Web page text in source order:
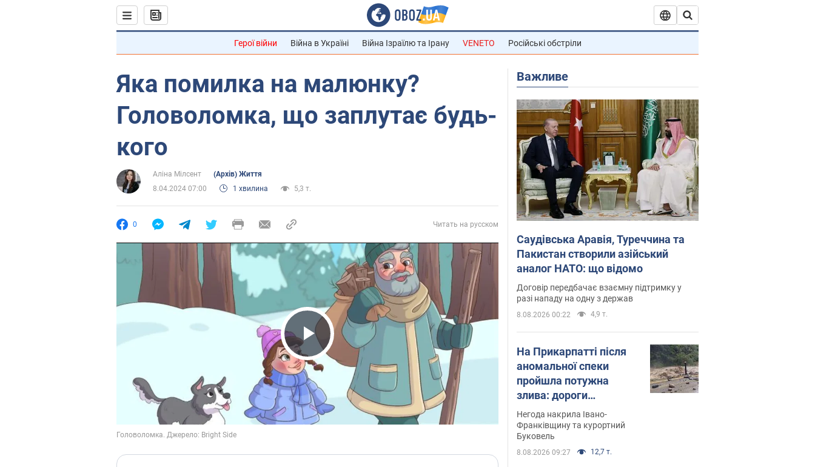
Герої війни Війна в Україні Війна Ізраїлю та Ірану VENETO Російські обстріли
Яка помилка на малюнку?
Головоломка, що заплутає будь-
кого
Аліна Мілсент
(Архів) Життя
8.04.2024 07:00
1 хвилина 5,3 т.
0 Читать на русском
Play Video
Важливе
Саудівська Аравія, Туреччина та
Пакистан створили азійський
аналог НАТО: що відомо
Договір передбачає взаємну підтримку у
разі нападу на одну з держав
8.08.2026 00:22 4,9 т.
На Прикарпатті після
аномальної спеки
пройшла потужна
злива: дороги
перетворились на
річки. Відео
Негода накрила Івано-
Франківщину та курортний
Буковель
8.08.2026 09:27 12,7 т.